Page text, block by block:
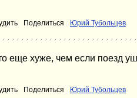
Поделиться Юрий Тубольцев
еще хуже, чем если поезд
Поделиться Юрий Тубольцев